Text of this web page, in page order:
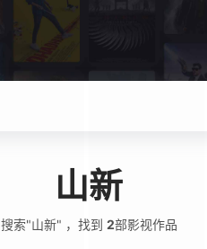
山新
搜索"山新" ，找到 2部影视作品